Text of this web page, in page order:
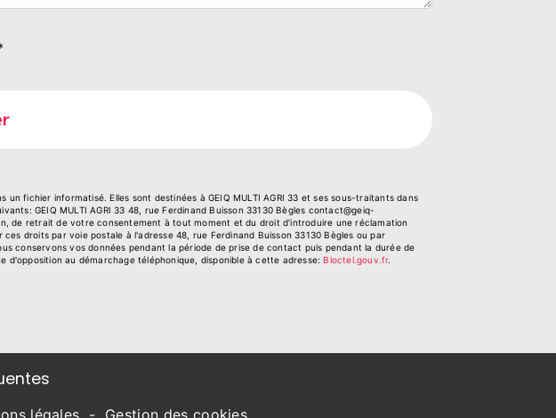
fichier informatisé. Elles sont destinées à GEIQ MULTI AGRI 33 et ses sous-traitants dans
GEIQ MULTI AGRI 33 48, rue Ferdinand Buisson 33130 Bègles contact@geiq-
de retrait de votre consentement à tout moment et du droit d’introduire une réclamation
droits par voie postale à l'adresse 48, rue Ferdinand Buisson 33130 Bègles ou par
conservons vos données pendant la période de prise de contact puis pendant la durée de
au démarchage téléphonique, disponible à cette adresse: Bloctel.gouv.fr.
légales - Gestion des cookies